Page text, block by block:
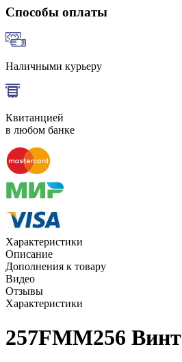
Способы оплаты
Наличными курьеру
Квитанцией
в любом банке
Характеристики
Описание
Дополнения к товару
Видео
Отзывы
Характеристики
257FMM256 Винт